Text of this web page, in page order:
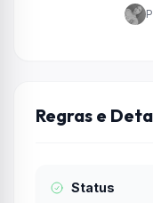
Regras e
Status